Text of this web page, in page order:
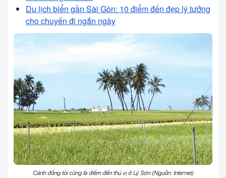
Du lịch biển gần Sài Gòn: 10 điểm đến đẹp lý tưởng
cho chuyến đi ngắn ngày
Cánh đồng tỏi cũng là điểm đến thú vị ở Lý Sơn (Nguồn: Internet)